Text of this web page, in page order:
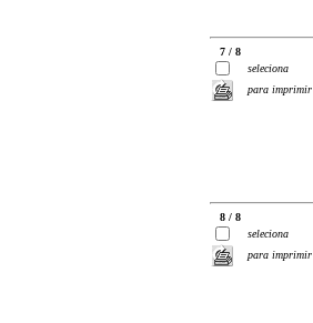
7 / 8
seleciona
para imprimir
8 / 8
seleciona
para imprimir